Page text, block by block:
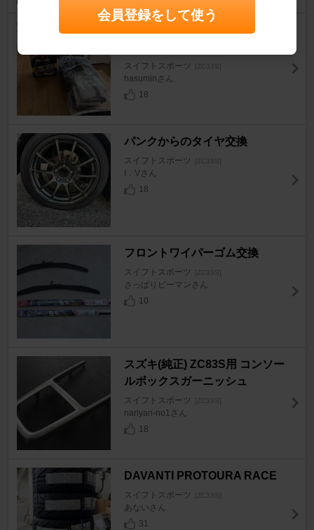
コメリの樹脂コーティング剤を
スイフトスポーツ
hasuminさん
18
パンクからのタイヤ交換
スイフトスポーツ [ZC33S]
I．Vさん
18
フロントワイパーゴム交換
スイフトスポーツ [ZC33S]
さっぱりピーマンさん
10
スズキ(純正) ZC83S用 コンソー
ルボックスガーニッシュ
スイフトスポーツ [ZC33S]
nariyan-no1さん
18
DAVANTI PROTOURA RACE
スイフトスポーツ [ZC33S]
あないさん
31
会員登録をして使う